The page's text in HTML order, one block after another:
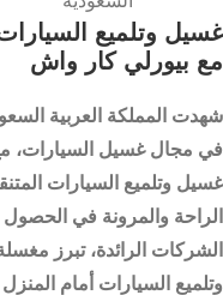
غسيل وتلميع
مع بيورلي كار واش
شهدت المملكة العربية
في مجال غسيل
غسيل وتلميع السيارات
الراحة والمرونة في
الشركات الرائدة، تبرز
وتلميع السيارات أمام